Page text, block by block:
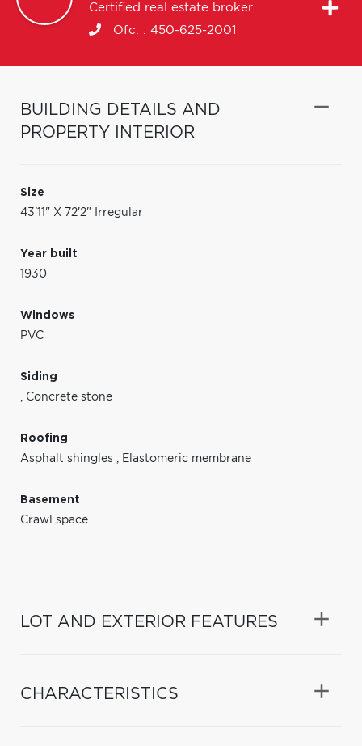
Certified real estate broker
Ofc. : 450-625-2001
BUILDING DETAILS AND
PROPERTY INTERIOR
Size
43'11" X 72'2" Irregular
Year built
1930
Windows
PVC
Siding
Concrete stone
Roofing
Asphalt shingles
Elastomeric membrane
Basement
Crawl space
LOT AND EXTERIOR FEATURES
CHARACTERISTICS